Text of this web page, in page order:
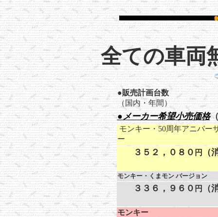
全ての車両
●販売計画台数
（国内・年間）
●メーカー希望小売価格
モンキー・50周年アニバー
ー
３５２，０８０ 円 （
モンキー・くまモン バージョン
３３６，９６０ 円 （
モンキー